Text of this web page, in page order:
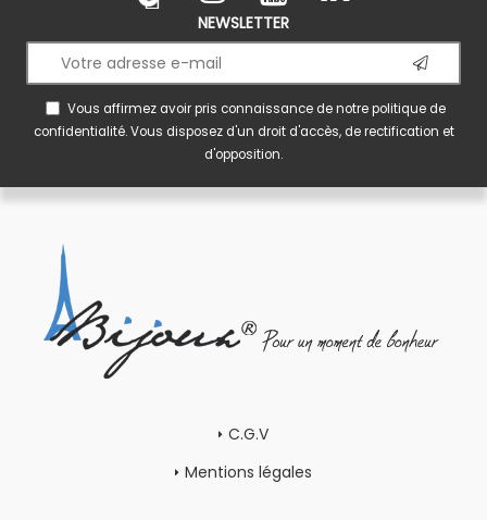
NEWSLETTER
Vous affirmez avoir pris connaissance de notrepolitique de
confidentialité. Vous disposez d'un droit d'accès, de rectification et
d'opposition.
C.G.V
Mentions légales